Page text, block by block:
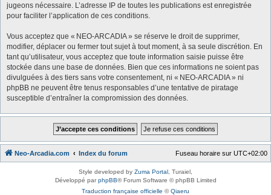
jugeons nécessaire. L’adresse IP de toutes les publications est enregistrée
pour faciliter l’application de ces conditions.
Vous acceptez que « NEO-ARCADIA » se réserve le droit de supprimer,
modifier, déplacer ou fermer tout sujet à tout moment, à sa seule discrétion. En
tant qu’utilisateur, vous acceptez que toute information saisie puisse être
stockée dans une base de données. Bien que ces informations ne soient pas
divulguées à des tiers sans votre consentement, ni « NEO-ARCADIA » ni
phpBB ne peuvent être tenus responsables d’une tentative de piratage
susceptible d’entraîner la compromission des données.
Neo-Arcadia.com Index du forum Fuseau horaire sur UTC+02:00
Style developed by Zuma Portal , Turaiel,
Développé parphpBB® Forum Software © phpBB Limited
Traduction française officielle ©Qiaeru